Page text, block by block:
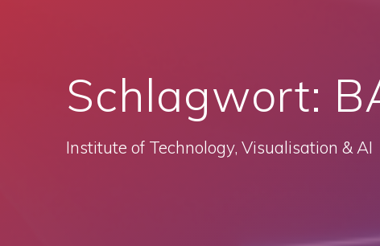
Schlagwort:
Institute of Technology, Visualisation & AI